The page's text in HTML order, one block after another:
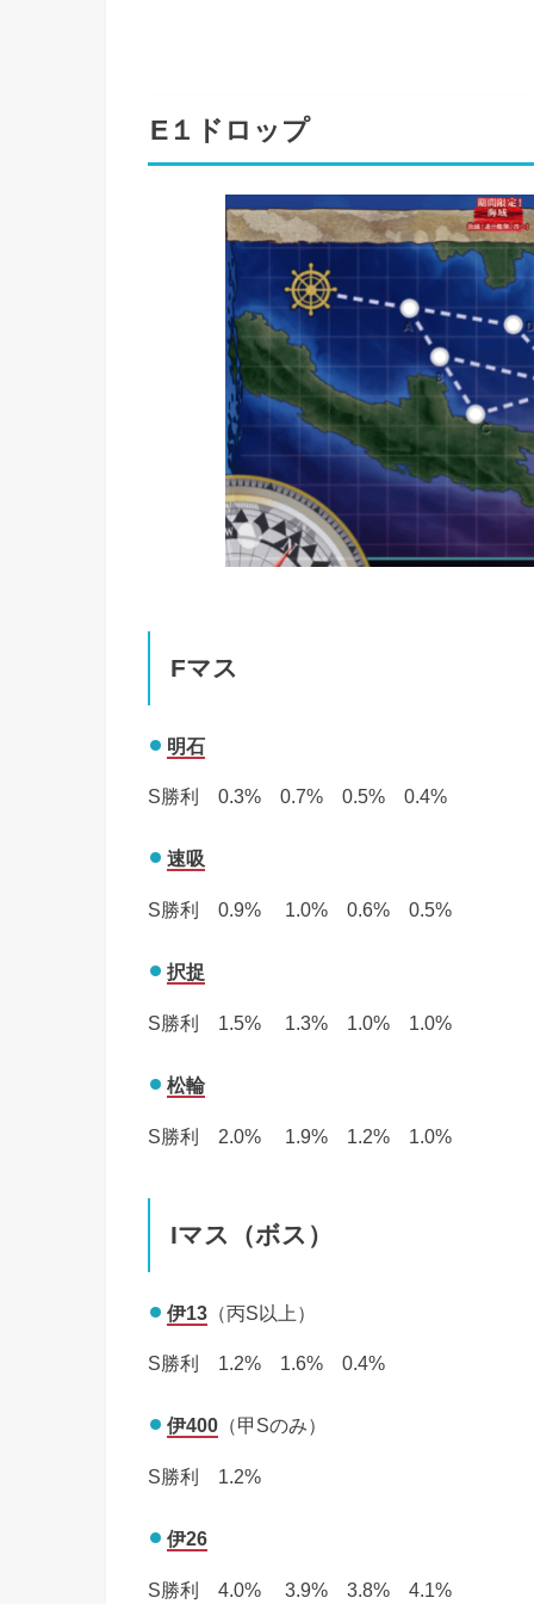
E１ドロップ
Fマス
明石
S勝利 0.3% 0.7% 0.5% 0.4%
速吸
S勝利 0.9% 1.0% 0.6% 0.5%
択捉
S勝利 1.5% 1.3% 1.0% 1.0%
松輪
S勝利 2.0% 1.9% 1.2% 1.0%
Iマス（ボス）
伊13 （丙S以上）
S勝利 1.2% 1.6% 0.4%
伊400 （甲Sのみ）
S勝利 1.2%
伊26
S勝利 4.0% 3.9% 3.8% 4.1%